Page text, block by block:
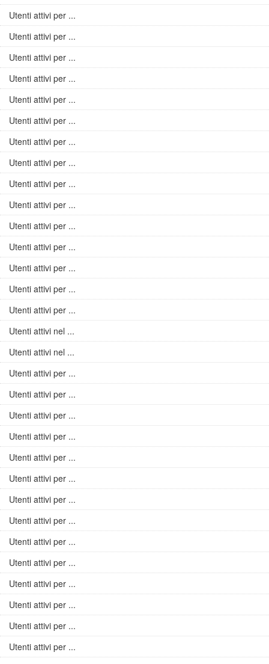
Utenti attivi per ...
Utenti attivi per ...
Utenti attivi per ...
Utenti attivi per ...
Utenti attivi per ...
Utenti attivi per ...
Utenti attivi per ...
Utenti attivi per ...
Utenti attivi per ...
Utenti attivi per ...
Utenti attivi per ...
Utenti attivi per ...
Utenti attivi per ...
Utenti attivi per ...
Utenti attivi per ...
Utenti attivi nel ...
Utenti attivi nel ...
Utenti attivi per ...
Utenti attivi per ...
Utenti attivi per ...
Utenti attivi per ...
Utenti attivi per ...
Utenti attivi per ...
Utenti attivi per ...
Utenti attivi per ...
Utenti attivi per ...
Utenti attivi per ...
Utenti attivi per ...
Utenti attivi per ...
Utenti attivi per ...
Utenti attivi per ...